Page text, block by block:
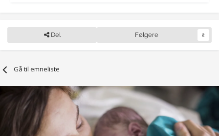
Del Følgere 2
Gå til emneliste